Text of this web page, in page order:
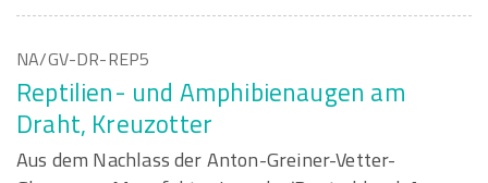
NA/GV-DR-REP5
Reptilien- und Amphibienaugen am
Draht, Kreuzotter
Aus dem Nachlass der Anton-Greiner-Vetter-